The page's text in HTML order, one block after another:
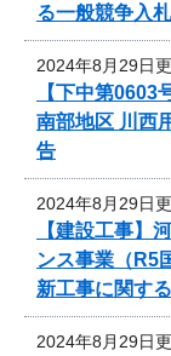
る一般競争入
2024年8月29日
【下中第
南部地区 川西
告
2024年8月29日
【建設工事】
ンス事業（R5
新工事に関す
2024年8月29日